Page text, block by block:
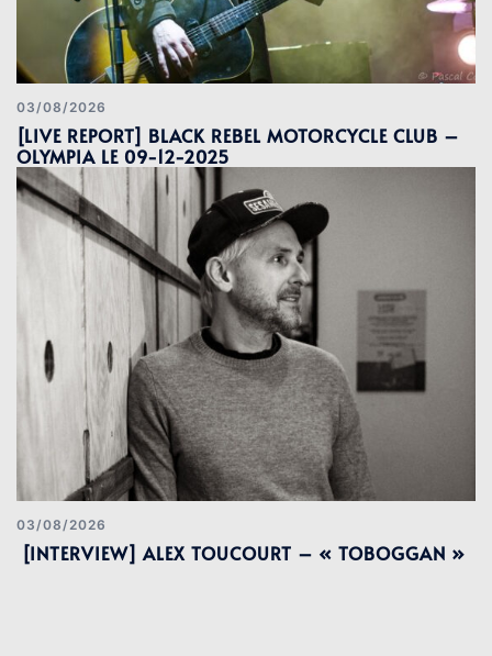
03/08/2026
[LIVE REPORT] BLACK REBEL MOTORCYCLE CLUB –
OLYMPIA LE 09-12-2025
03/08/2026
[INTERVIEW] ALEX TOUCOURT – « TOBOGGAN »